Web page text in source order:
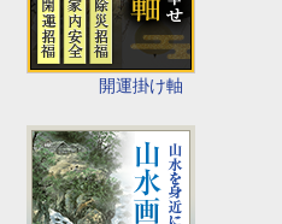
開運掛け軸